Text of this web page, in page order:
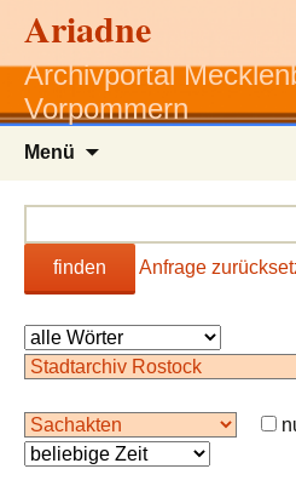
Ariadne
Archivportal
Vorpommern
Menü
finden Anfrage